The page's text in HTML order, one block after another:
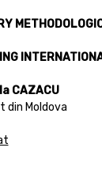
CAZACU
din Moldova